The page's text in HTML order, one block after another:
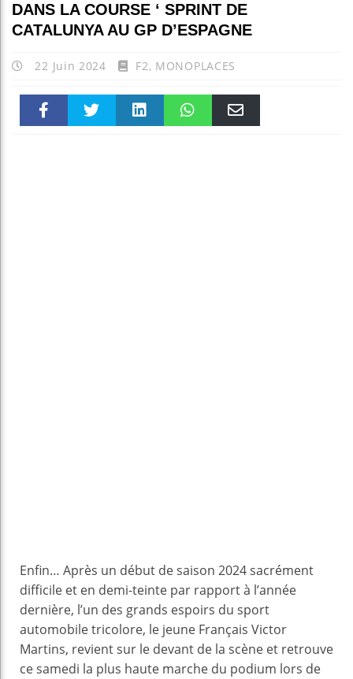
DANS LA COURSE ‘ SPRINT DE
CATALUNYA AU GP D’ESPAGNE
22 Juin 2024 F2, MONOPLACES
Enfin… Après un début de saison 2024 sacrément
difficile et en demi-teinte par rapport à l’année
dernière, l’un des grands espoirs du sport
automobile tricolore, le jeune Français Victor
Martins, revient sur le devant de la scène et retrouve
ce samedi la plus haute marche du podium lors de